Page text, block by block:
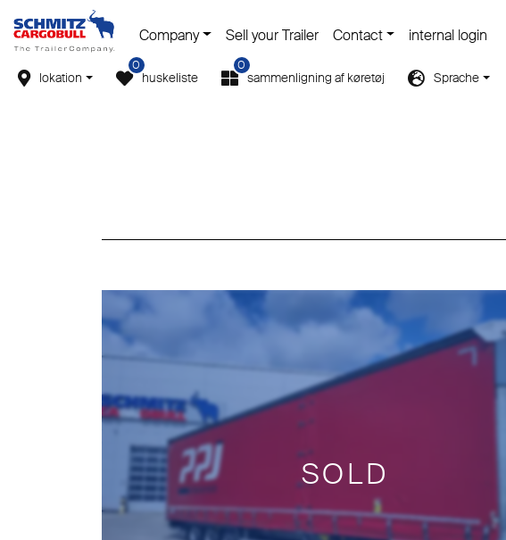
lokation huskeliste
0
sammenligning af køretøj
0
Sprache
Company Sell your Trailer Contact internal login
SOLD